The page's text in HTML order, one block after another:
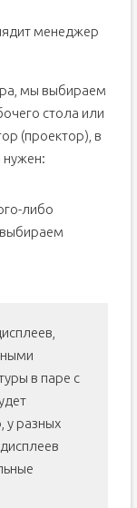
менеджер
мы выбираем
стола или
(проектор), в
нужен:
либо
в паре с
у разных